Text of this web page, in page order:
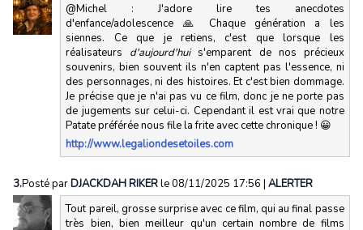
@Michel : J'adore lire tes anecdotes
d'enfance/adolescence 🙏 Chaque génération a les
siennes. Ce que je retiens, c'est que lorsque les
réalisateurs d'aujourd'huis'emparent de nos précieux
souvenirs, bien souvent ils n'en captent pas l'essence, ni
des personnages, ni des histoires. Et c'est bien dommage.
Je précise que je n'ai pas vu ce film, donc je ne porte pas
de jugements sur celui-ci. Cependant il est vrai que notre
Patate préférée nous file la frite avec cette chronique ! 😀
http://www.legaliondesetoiles.com
3.Posté parDJACKDAH RIKERle 08/11/2025 17:56 | ALERTER
Tout pareil, grosse surprise avec ce film, qui au final passe
très bien, bien meilleur qu'un certain nombre de films